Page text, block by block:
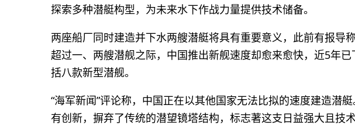
探索多种潜艇构型，为未来水下作战力量提供技术储备。
两座船厂同时建造并下水两艘潜艇将具有重要意义，此前有报导
超过一、两艘潜舰之际，中国推出新舰速度却愈来愈快，近5年
括八款新型潜舰。
“海军新闻”评论称，中国正在以其他国家无法比拟的速度建造潜
有创新，摒弃了传统的潜望镜塔结构，标志著这支日益强大且技